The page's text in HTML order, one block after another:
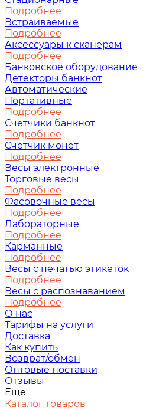
Подробнее
Встраиваемые
Подробнее
Аксессуары к сканерам
Подробнее
Банковское оборудование
Детекторы банкнот
Автоматические
Портативные
Подробнее
Счетчики банкнот
Подробнее
Счетчик монет
Подробнее
Весы электронные
Торговые весы
Подробнее
Фасовочные весы
Подробнее
Лабораторные
Подробнее
Карманные
Подробнее
Весы с печатью этикеток
Подробнее
Весы с распознаванием
Подробнее
О нас
Тарифы на услуги
Доставка
Как купить
Возврат/обмен
Оптовые поставки
Отзывы
Еще
Каталог товаров